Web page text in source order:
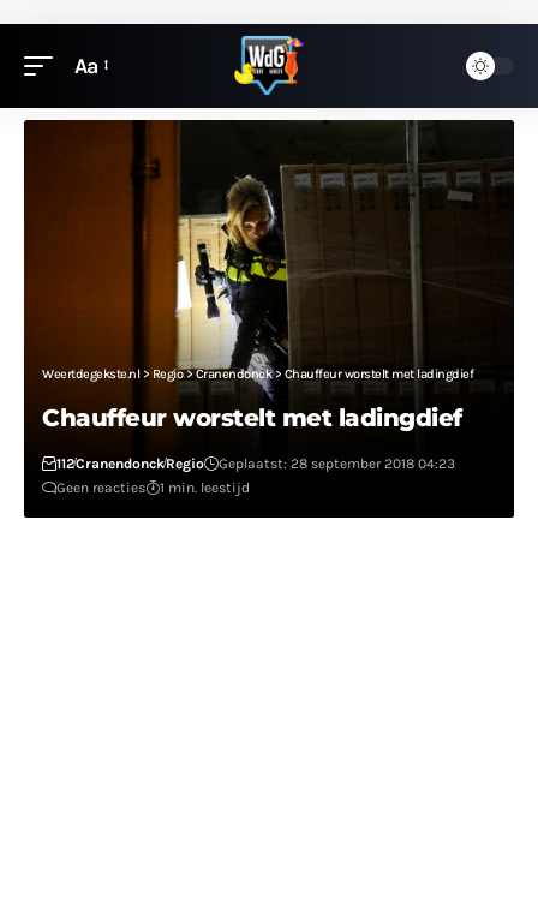
Aa
Weertdegekste.nl> Regio>Cranendonck> Chauffeur worstelt met ladingdief
Chauffeur worstelt met ladingdief
112CranendonckRegio
Geplaatst: 28 september 2018 04:23
Geen reacties
1 min. leestijd